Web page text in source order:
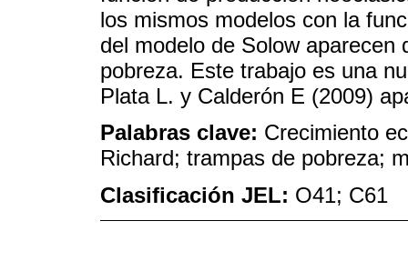
los mismos modelos con la
del modelo de Solow
pobreza. Este trabajo es una
Plata L. y Calderón E (2009)
Palabras clave: Crecimiento
Richard; trampas de pobreza;
Clasificación JEL: O41; C61